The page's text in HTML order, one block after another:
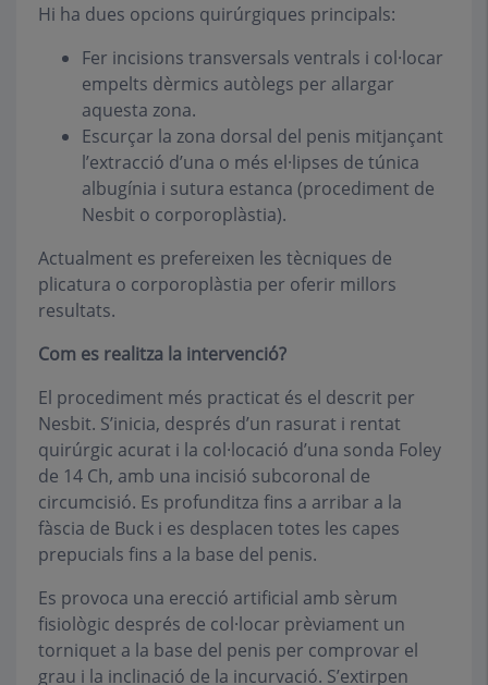
Hi ha dues opcions quirúrgiques principals:
Fer incisions transversals ventrals i col·locar
empelts dèrmics autòlegs per allargar
aquesta zona.
Escurçar la zona dorsal del penis mitjançant
l’extracció d’una o més el·lipses de túnica
albugínia i sutura estanca (procediment de
Nesbit o corporoplàstia).
Actualment es prefereixen les tècniques de
plicatura o corporoplàstia per oferir millors
resultats.
Com es realitza la intervenció?
El procediment més practicat és el descrit per
Nesbit. S’inicia, després d’un rasurat i rentat
quirúrgic acurat i la col·locació d’una sonda Foley
de 14 Ch, amb una incisió subcoronal de
circumcisió. Es profunditza fins a arribar a la
fàscia de Buck i es desplacen totes les capes
prepucials fins a la base del penis.
Es provoca una erecció artificial amb sèrum
fisiològic després de col·locar prèviament un
torniquet a la base del penis per comprovar el
grau i la inclinació de la incurvació. S’extirpen